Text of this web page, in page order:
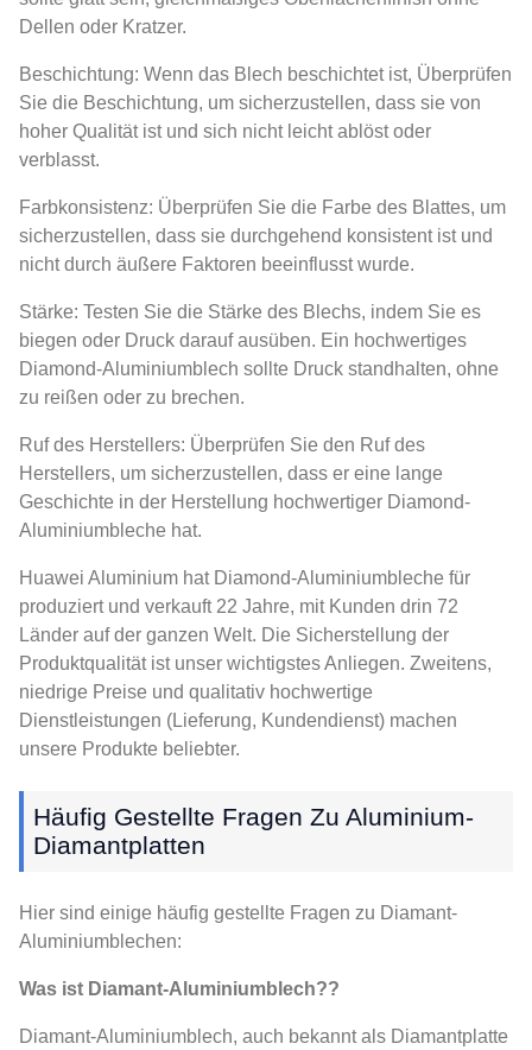
Dellen oder Kratzer.
Beschichtung: Wenn das Blech beschichtet ist, Überprüfen
Sie die Beschichtung, um sicherzustellen, dass sie von
hoher Qualität ist und sich nicht leicht ablöst oder
verblasst.
Farbkonsistenz: Überprüfen Sie die Farbe des Blattes, um
sicherzustellen, dass sie durchgehend konsistent ist und
nicht durch äußere Faktoren beeinflusst wurde.
Stärke: Testen Sie die Stärke des Blechs, indem Sie es
biegen oder Druck darauf ausüben. Ein hochwertiges
Diamond-Aluminiumblech sollte Druck standhalten, ohne
zu reißen oder zu brechen.
Ruf des Herstellers: Überprüfen Sie den Ruf des
Herstellers, um sicherzustellen, dass er eine lange
Geschichte in der Herstellung hochwertiger Diamond-
Aluminiumbleche hat.
Huawei Aluminium hat Diamond-Aluminiumbleche für
produziert und verkauft 22 Jahre, mit Kunden drin 72
Länder auf der ganzen Welt. Die Sicherstellung der
Produktqualität ist unser wichtigstes Anliegen. Zweitens,
niedrige Preise und qualitativ hochwertige
Dienstleistungen (Lieferung, Kundendienst) machen
unsere Produkte beliebter.
Häufig Gestellte Fragen Zu Aluminium-
Diamantplatten
Hier sind einige häufig gestellte Fragen zu Diamant-
Aluminiumblechen:
Was ist Diamant-Aluminiumblech??
Diamant-Aluminiumblech, auch bekannt als Diamantplatte